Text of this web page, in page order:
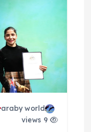
araby world
9 views